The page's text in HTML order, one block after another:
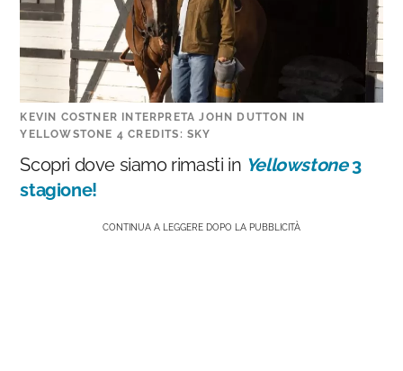
KEVIN COSTNER INTERPRETA JOHN DUTTON IN
YELLOWSTONE 4 CREDITS: SKY
Scopri dove siamo rimasti in Yellowstone3
stagione!
CONTINUA A LEGGERE DOPO LA PUBBLICITÀ